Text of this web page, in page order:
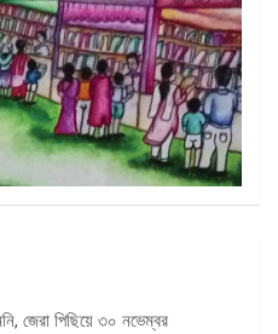
জেরা পিছিয়ে ৩০ নভেম্বর